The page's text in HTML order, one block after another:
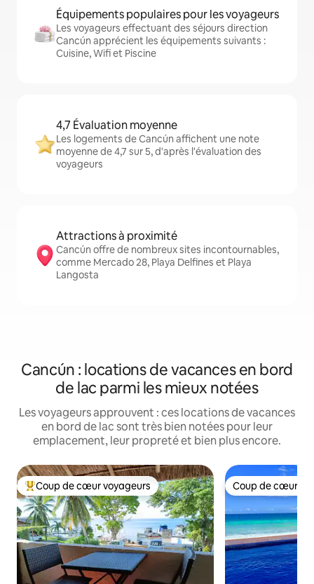
Équipements populaires pour les voyageurs
Les voyageurs effectuant des séjours direction
Cancún apprécient les équipements suivants :
Cuisine, Wifi et Piscine
4,7 Évaluation moyenne
Les logements de Cancún affichent une note
moyenne de 4,7 sur 5, d'après l'évaluation des
voyageurs
Attractions à proximité
Cancún offre de nombreux sites incontournables,
comme Mercado 28, Playa Delfines et Playa
Langosta
Cancún : locations de vacances en bord
de lac parmi les mieux notées
Les voyageurs approuvent : ces locations de vacances
en bord de lac sont très bien notées pour leur
emplacement, leur propreté et bien plus encore.
Coups de cœur voyageurs les plus appréciés
Coup de cœur voyageurs Coup de cœur
Coup de cœur